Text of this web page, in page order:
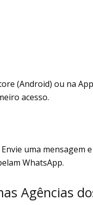
(Android) ou na
acesso.
uma mensagem
WhatsApp.
Agências